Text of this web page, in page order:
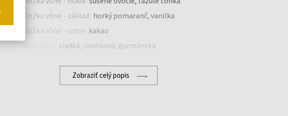
Zložka vône - základ: horký pomaranč, vanilka
Zložka vône - srdce: kakao
Druh vône:
sladká, vanilková, gurmánska
Zobraziť celý popis